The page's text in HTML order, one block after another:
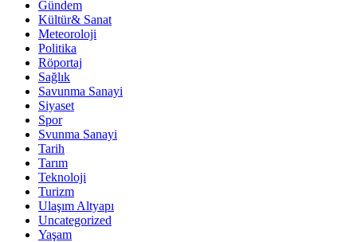
Gündem
Kültür& Sanat
Meteoroloji
Politika
Röportaj
Sağlık
Savunma Sanayi
Siyaset
Spor
Svunma Sanayi
Tarih
Tarım
Teknoloji
Turizm
Ulaşım Altyapı
Uncategorized
Yaşam